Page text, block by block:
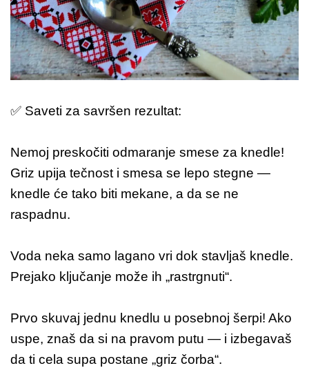
✅ Saveti za savršen rezultat:
Nemoj preskočiti odmaranje smese za knedle!
Griz upija tečnost i smesa se lepo stegne —
knedle će tako biti mekane, a da se ne
raspadnu.
Voda neka samo lagano vri dok stavljaš knedle.
Prejako ključanje može ih „rastrgnuti“.
Prvo skuvaj jednu knedlu u posebnoj šerpi! Ako
uspe, znaš da si na pravom putu — i izbegavaš
da ti cela supa postane „griz čorba“.